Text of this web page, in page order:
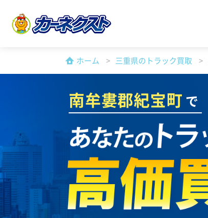
ホーム 三重県のトラック買取
南牟婁郡紀宝町 で